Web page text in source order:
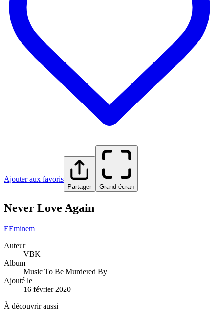
Ajouter aux favoris
Partager Grand écran
Never Love Again
EEminem
Auteur
VBK
Album
Music To Be Murdered By
Ajouté le
16 février 2020
À découvrir aussi